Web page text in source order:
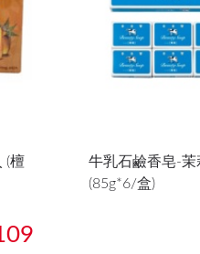
(檀
牛乳石鹼香皂-茉
(85g*6/盒)